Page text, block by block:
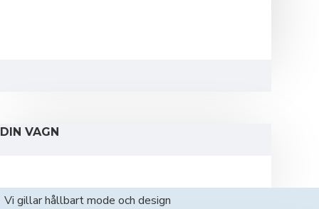
DIN VAGN
Vi gillar hållbart mode och design